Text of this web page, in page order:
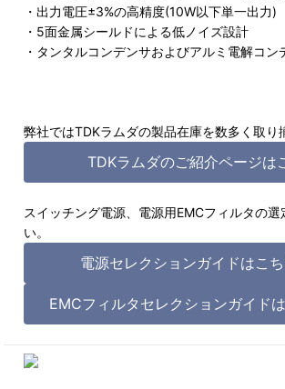
・出力電圧±3%の高精度(10W以下単一出力)
・5面金属シールドによる低ノイズ設計
・タンタルコンデンサおよびアルミ電解コン
弊社ではTDKラムダの製品在庫を数多く取り
TDKラムダのご紹介ページは
スイッチング電源、電源用EMCフィルタの選
い。
電源セレクションガイドはこ
EMCフィルタセレクションガイド